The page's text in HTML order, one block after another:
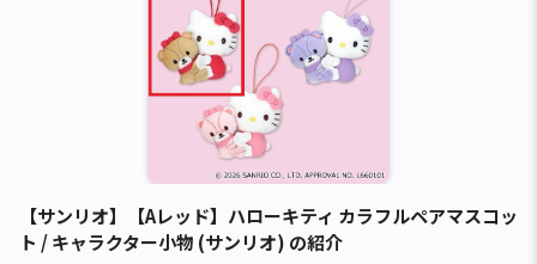
【サンリオ】【Aレッド】ハローキティ カラフルペアマスコッ
ト / キャラクター小物 (サンリオ) の紹介